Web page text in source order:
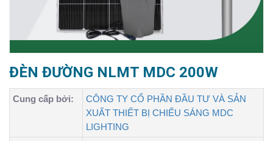
ĐÈN ĐƯỜNG NLMT MDC 200W
Cung cấp bởi:
CÔNG TY CỔ PHẦN ĐẦU TƯ VÀ SẢN
XUẤT THIẾT BỊ CHIẾU SÁNG MDC
LIGHTING